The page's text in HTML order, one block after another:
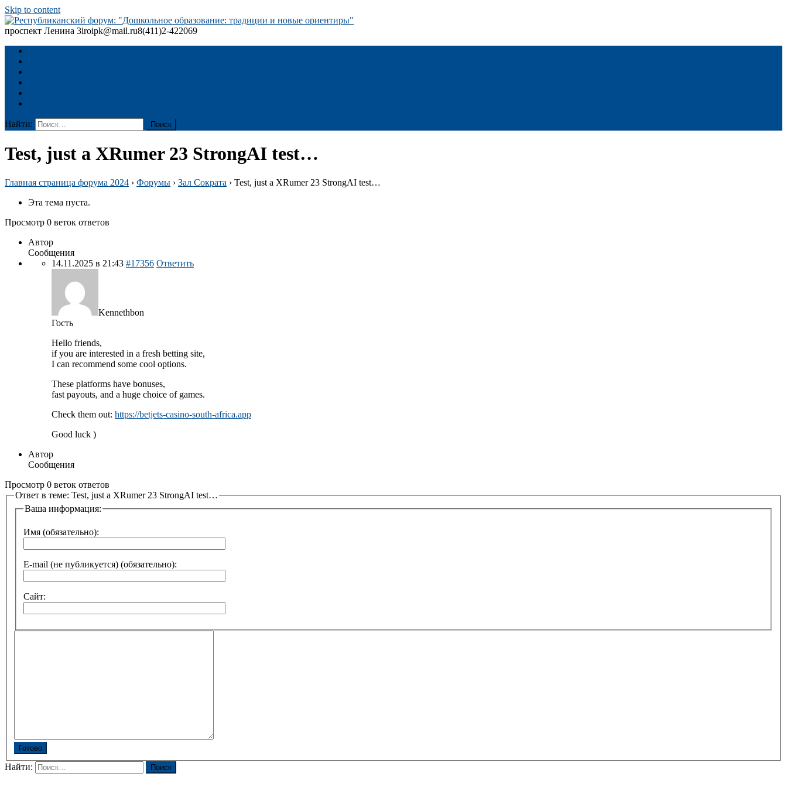
Skip to content
проспект Ленина 3iroipk@mail.ru8(411)2-422069
Найти:
Test, just a XRumer 23 StrongAI test…
Главная страница форума 2024 › Форумы › Зал Сократа › Test, just a XRumer 23 StrongAI test…
Эта тема пуста.
Просмотр 0 веток ответов
Автор
Сообщения
14.11.2025 в 21:43 #17356 Ответить
Kennethbon
Гость
Hello friends,
if you are interested in a fresh betting site,
I can recommend some cool options.
These platforms have bonuses,
fast payouts, and a huge choice of games.
Check them out: https://betjets-casino-south-africa.app
Good luck )
Автор
Сообщения
Просмотр 0 веток ответов
Ответ в теме: Test, just a XRumer 23 StrongAI test…
Ваша информация:
Имя (обязательно):
E-mail (не публикуется) (обязательно):
Сайт:
Готово
Найти: